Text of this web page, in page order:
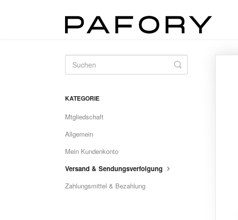
Toggle
Search
KATEGORIE
Mtgliedschaft
Allgemein
Mein Kundenkonto
Versand & Sendungsverfolgung
Zahlungsmittel & Bezahlung